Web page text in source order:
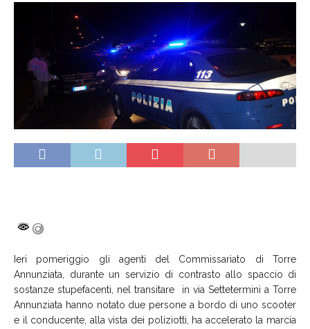
Ieri pomeriggio gli agenti del Commissariato di Torre
Annunziata, durante un servizio di contrasto allo spaccio di
sostanze stupefacenti, nel transitare in via Settetermini a Torre
Annunziata hanno notato due persone a bordo di uno scooter
e il conducente, alla vista dei poliziotti, ha accelerato la marcia